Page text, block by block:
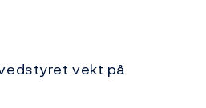
vekt på